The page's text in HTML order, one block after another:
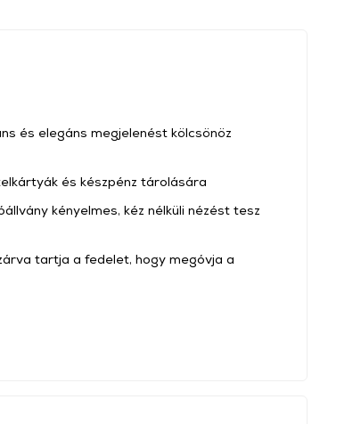
és elegáns megjelenést kölcsönöz
és készpénz tárolására
kényelmes, kéz nélküli nézést tesz
tartja a fedelet, hogy megóvja a